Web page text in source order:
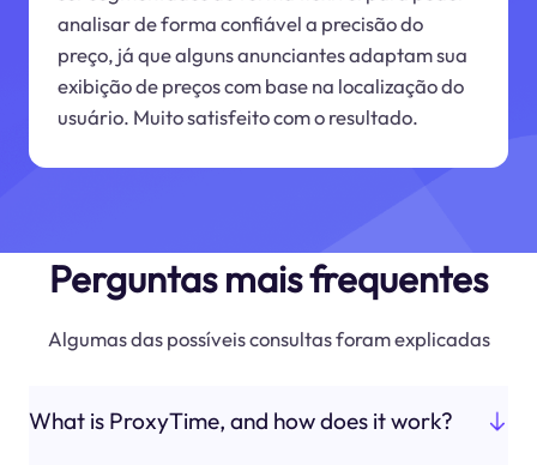
analisar de forma confiável a precisão do
preço, já que alguns anunciantes adaptam sua
exibição de preços com base na localização do
usuário. Muito satisfeito com o resultado.
Perguntas mais frequentes
Algumas das possíveis consultas foram explicadas
What is ProxyTime, and how does it work?